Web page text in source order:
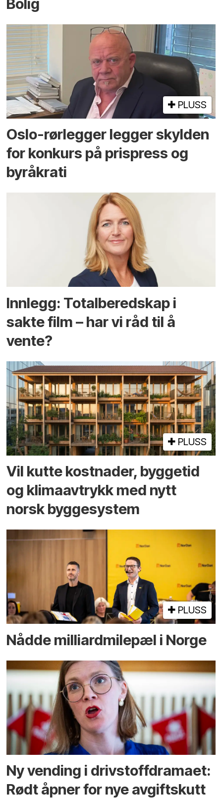
Bolig
PLUSS
Oslo-rørlegger legger skylden
for konkurs på prispress og
byråkrati
Innlegg: Totalberedskap i
sakte film – har vi råd til å
vente?
PLUSS
Vil kutte kostnader, byggetid
og klima­avtrykk med nytt
norsk bygge­system
PLUSS
Nådde milliard­­milepæl i Norge
Ny vending i drivstoffdramaet:
Rødt åpner for nye avgiftskutt